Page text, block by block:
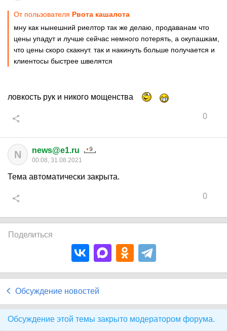
От пользователя Рвота кашалота
мну как нынешний риелтор так же делаю, продаванам что
цены упадут и лучше сейчас немного потерять, а окупашкам,
что цены скоро скакнут. так и накинуть больше получается и
клиентосы быстрее швелятся
ловкость рук и никого мощенства
0
N news@e1.ru
00:08, 31.08.2021
Тема автоматически закрыта.
0
Поделиться
Обсуждение новостей
Обсуждение этой темы закрыто модератором форума.